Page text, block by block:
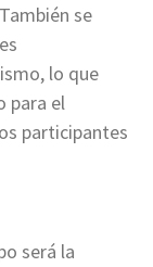
se
lo que
para el
participantes
será la